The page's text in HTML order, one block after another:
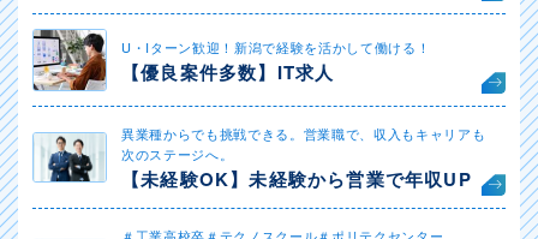
U・Iターン歓迎！新潟で経験を活かして働ける！
【優良案件多数】IT求人
異業種からでも挑戦できる。営業職で、収入もキャリアも
次のステージへ。
【未経験OK】未経験から営業で年収UP